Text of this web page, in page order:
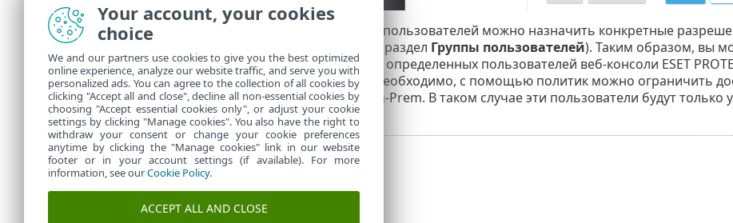
Для этой группы пользователей можно назначить конкретные
(см. раздел Группы пользователей). Таким образом, вы
пользователей и определенных пользователей веб-консоли ESET
группами. Если необходимо, с помощью политик можно ограничить
ESET PROTECT On-Prem. В таком случае эти пользователи будут
Your account, your cookies
choice
We and our partners use cookies to give you the best optimized
online experience, analyze our website traffic, and serve you with
personalized ads. You can agree to the collection of all cookies by
clicking "Accept all and close", decline all non-essential cookies by
choosing "Accept essential cookies only", or adjust your cookie
settings by clicking "Manage cookies". You also have the right to
withdraw your consent or change your cookie preferences
anytime by clicking the "Manage cookies" link in our website
footer or in your account settings (if available). For more
information, see ourCookie Policy.
ACCEPT ALL AND CLOSE